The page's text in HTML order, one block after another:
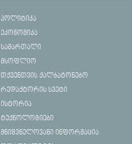
პოლიტიკა
ეკონომიკა
სამართალი
მსოფლიო
თქვენთვის ქალბატონებო
რედაქტორის სვეტი
ისტორია
ტექნოლოგიები
მნიშვნელოვანი ინფორმაცია